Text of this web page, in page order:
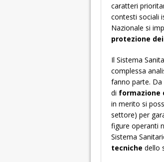
caratteri
contesti sociali
Nazionale si
protezione
Il Sistema
complessa
fanno parte.
di formazione
in merito si
settore) per
figure operanti
Sistema
tecniche dello